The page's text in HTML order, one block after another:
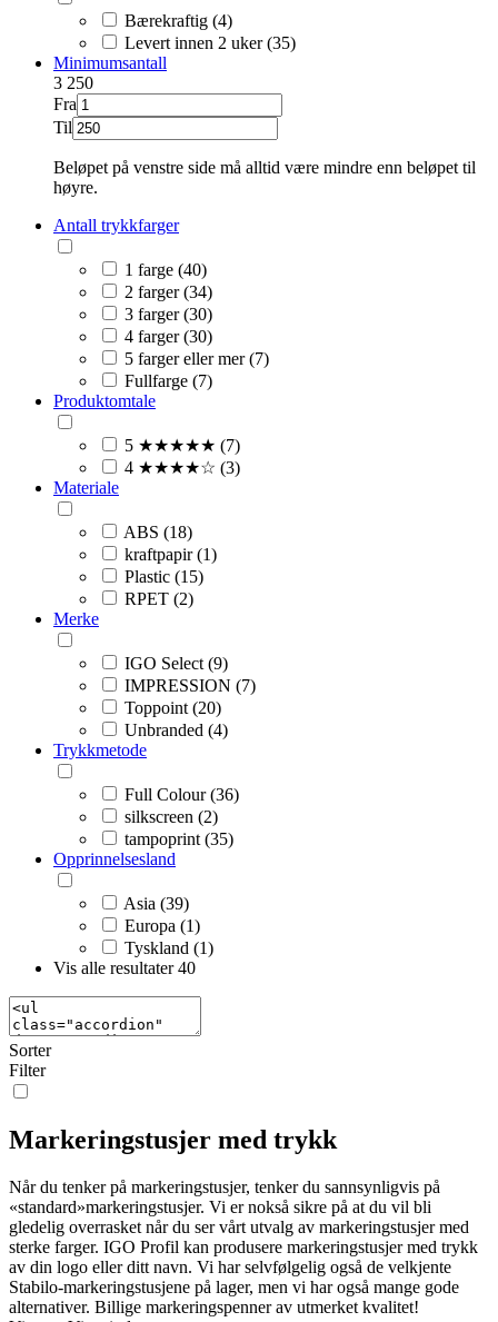
Bærekraftig (4)
Levert innen 2 uker (35)
Minimumsantall
3 250
Fra
Til
Beløpet på venstre side må alltid være mindre enn beløpet til
høyre.
Antall trykkfarger
1 farge (40)
2 farger (34)
3 farger (30)
4 farger (30)
5 farger eller mer (7)
Fullfarge (7)
Produktomtale
5 ★★★★★ (7)
4 ★★★★☆ (3)
Materiale
ABS (18)
kraftpapir (1)
Plastic (15)
RPET (2)
Merke
IGO Select (9)
IMPRESSION (7)
Toppoint (20)
Unbranded (4)
Trykkmetode
Full Colour (36)
silkscreen (2)
tampoprint (35)
Opprinnelsesland
Asia (39)
Europa (1)
Tyskland (1)
Vis alle resultater40
Sorter
Filter
Markeringstusjer med trykk
Når du tenker på markeringstusjer, tenker du sannsynligvis på
«standard»markeringstusjer. Vi er nokså sikre på at du vil bli
gledelig overrasket når du ser vårt utvalg av markeringstusjer med
sterke farger. IGO Profil kan produsere markeringstusjer med trykk
av din logo eller ditt navn. Vi har selvfølgelig også de velkjente
Stabilo-markeringstusjene på lager, men vi har også mange gode
alternativer. Billige markeringspenner av utmerket kvalitet!